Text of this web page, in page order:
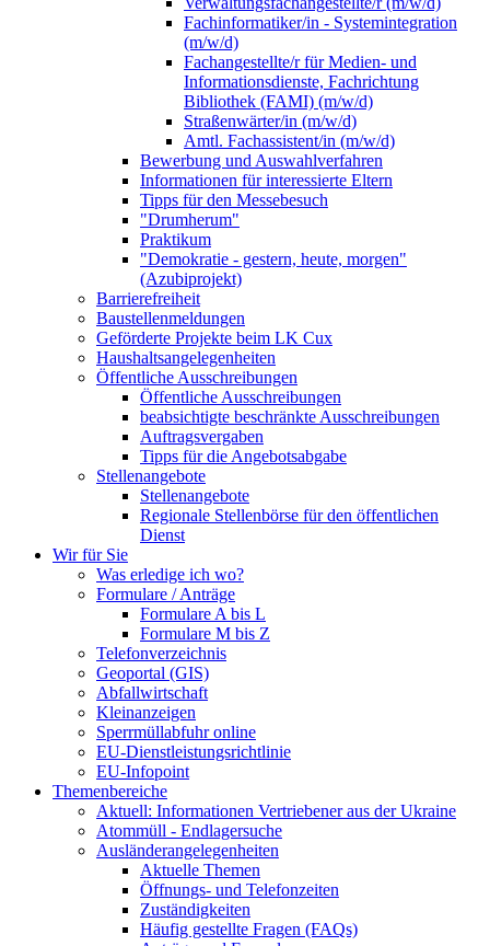
Fachinformatiker/in - Systemintegration
(m/w/d)
Fachangestellte/r für Medien- und
Informationsdienste, Fachrichtung
Bibliothek (FAMI) (m/w/d)
Straßenwärter/in (m/w/d)
Amtl. Fachassistent/in (m/w/d)
Bewerbung und Auswahlverfahren
Informationen für interessierte Eltern
Tipps für den Messebesuch
"Drumherum"
Praktikum
"Demokratie - gestern, heute, morgen"
(Azubiprojekt)
Barrierefreiheit
Baustellenmeldungen
Geförderte Projekte beim LK Cux
Haushaltsangelegenheiten
Öffentliche Ausschreibungen
Öffentliche Ausschreibungen
beabsichtigte beschränkte Ausschreibungen
Auftragsvergaben
Tipps für die Angebotsabgabe
Stellenangebote
Stellenangebote
Regionale Stellenbörse für den öffentlichen
Dienst
Wir für Sie
Was erledige ich wo?
Formulare / Anträge
Formulare A bis L
Formulare M bis Z
Telefonverzeichnis
Geoportal (GIS)
Abfallwirtschaft
Kleinanzeigen
Sperrmüllabfuhr online
EU-Dienstleistungsrichtlinie
EU-Infopoint
Themenbereiche
Aktuell: Informationen Vertriebener aus der Ukraine
Atommüll - Endlagersuche
Ausländerangelegenheiten
Aktuelle Themen
Öffnungs- und Telefonzeiten
Zuständigkeiten
Häufig gestellte Fragen (FAQs)